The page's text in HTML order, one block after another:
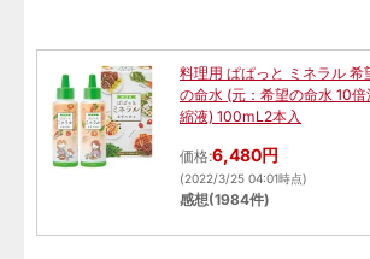
料理用 ぱぱっと ミネラル 希
の命水 (元：希望の命水 10倍
縮液) 100mL2本入
価格:6,480円
(2022/3/25 04:01時点)
感想(1984件)